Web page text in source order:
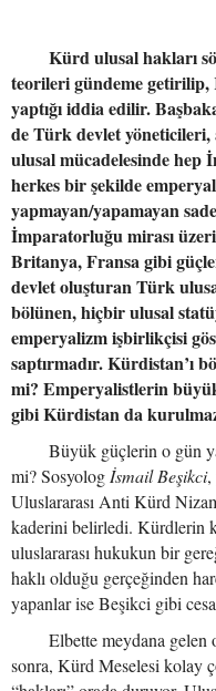
Kürd ulusal hakları
teorileri gündeme
yaptığı iddia edilir.
de Türk devlet yöneticileri,
ulusal mücadelesinde hep
herkes bir şekilde
yapmayan/yapamayan
İmparatorluğu mirası
Britanya, Fransa gibi
devlet oluşturan Türk
bölünen, hiçbir ulusal
emperyalizm işbirlikçisi
saptırmadır. Kürdistan’ı
mi? Emperyalistlerin
gibi Kürdistan da
Büyük güçlerin o gün
mi? Sosyolog İsmail Beşikci,
Uluslararası Anti Kürd
kaderini belirledi. Kürdlerin
uluslararası hukukun bir
haklı olduğu gerçeğinden
yapanlar ise Beşikci gibi
Elbette meydana gelen
sonra, Kürd Meselesi kolay